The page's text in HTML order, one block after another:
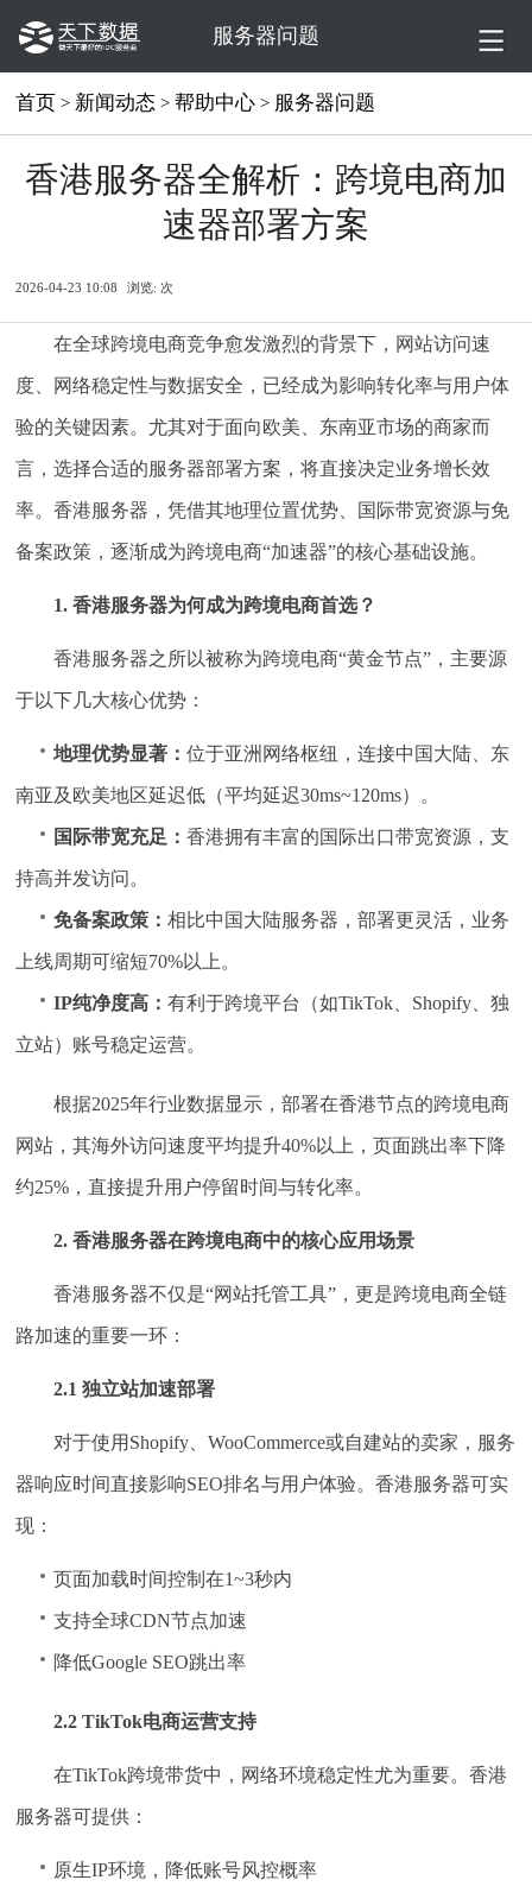
服务器问题
首页 > 新闻动态 >帮助中心 > 服务器问题
香港服务器全解析：跨境电商加
速器部署方案
2026-04-23 10:08 浏览: 次
在全球跨境电商竞争愈发激烈的背景下，网站访问速
度、网络稳定性与数据安全，已经成为影响转化率与用户体
验的关键因素。尤其对于面向欧美、东南亚市场的商家而
言，选择合适的服务器部署方案，将直接决定业务增长效
率。香港服务器，凭借其地理位置优势、国际带宽资源与免
备案政策，逐渐成为跨境电商“加速器”的核心基础设施。
1. 香港服务器为何成为跨境电商首选？
香港服务器之所以被称为跨境电商“黄金节点”，主要源
于以下几大核心优势：
地理优势显著：位于亚洲网络枢纽，连接中国大陆、东
南亚及欧美地区延迟低（平均延迟30ms~120ms）。
国际带宽充足：香港拥有丰富的国际出口带宽资源，支
持高并发访问。
免备案政策：相比中国大陆服务器，部署更灵活，业务
上线周期可缩短70%以上。
IP纯净度高：有利于跨境平台（如TikTok、Shopify、独
立站）账号稳定运营。
根据2025年行业数据显示，部署在香港节点的跨境电商
网站，其海外访问速度平均提升40%以上，页面跳出率下降
约25%，直接提升用户停留时间与转化率。
2. 香港服务器在跨境电商中的核心应用场景
香港服务器不仅是“网站托管工具”，更是跨境电商全链
路加速的重要一环：
2.1 独立站加速部署
对于使用Shopify、WooCommerce或自建站的卖家，服务
器响应时间直接影响SEO排名与用户体验。香港服务器可实
现：
页面加载时间控制在1~3秒内
支持全球CDN节点加速
降低Google SEO跳出率
2.2 TikTok电商运营支持
在TikTok跨境带货中，网络环境稳定性尤为重要。香港
服务器可提供：
原生IP环境，降低账号风控概率